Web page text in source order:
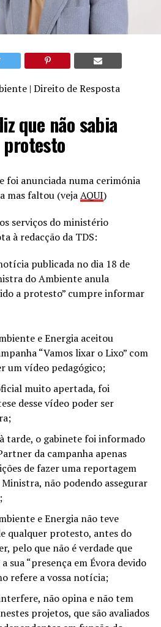
| Direito de Resposta
que não sabia
protesto
foi anunciada numa cerimónia
mas faltou (vejaAQUI)
serviços do ministério
à redacção da TDS:
publicada no dia 18 de
do Ambiente anula
a protesto” cumpre informar
e Energia aceitou
“Vamos lixar o Lixo” com
um vídeo pedagógico;
muito apertada, foi
desse vídeo poder ser
tarde, o gabinete foi informado
da campanha apenas
de fazer uma reportagem
não podendo assegurar
e Energia não teve
qualquer protesto, antes do
pelo que não é verdade que
sua “presença em Évora devido
refere a vossa notícia;
não opina e não tem
projetos, que são avaliados